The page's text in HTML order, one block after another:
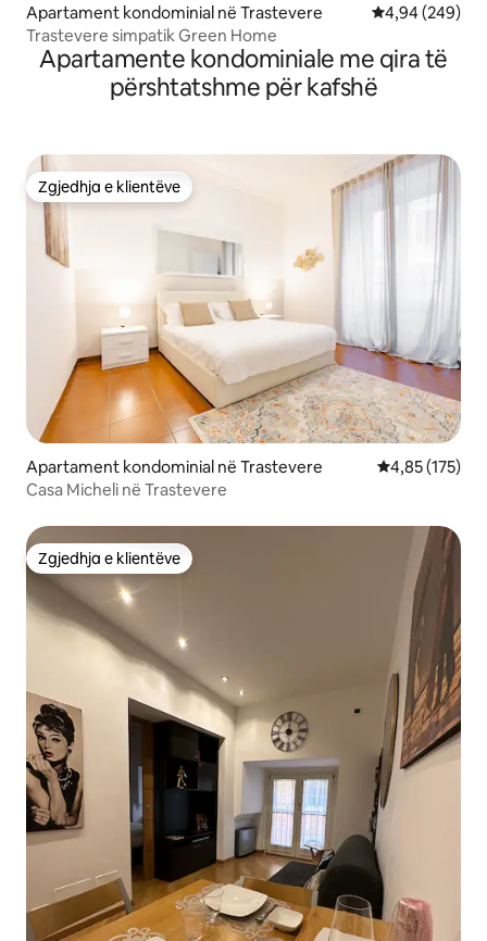
Apartament kondominial në Trastevere Vlerësimi
4,94 (249)
Trastevere simpatik Green Home
Apartamente kondominiale me qira të
përshtatshme për kafshë
Zgjedhja e klientëve
Zgjedhja e klientëve
Apartament kondominial në Trastevere Vlerësimi
4,85 (175)
Casa Micheli në Trastevere
Zgjedhja e klientëve
Zgjedhja e klientëve